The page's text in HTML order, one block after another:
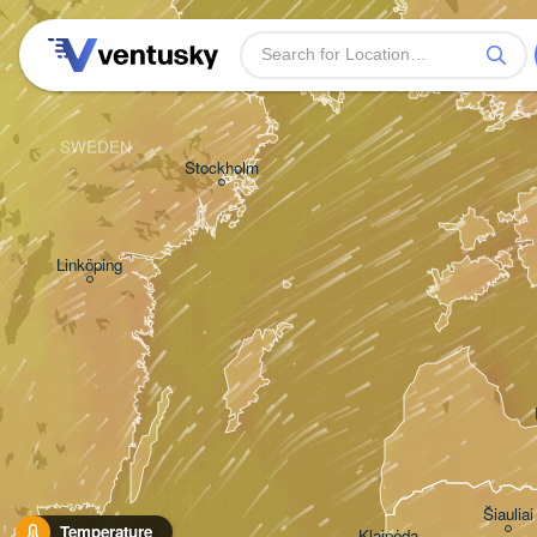
Temperature
Stockholm
Linköping
SWEDEN
Šiauliai